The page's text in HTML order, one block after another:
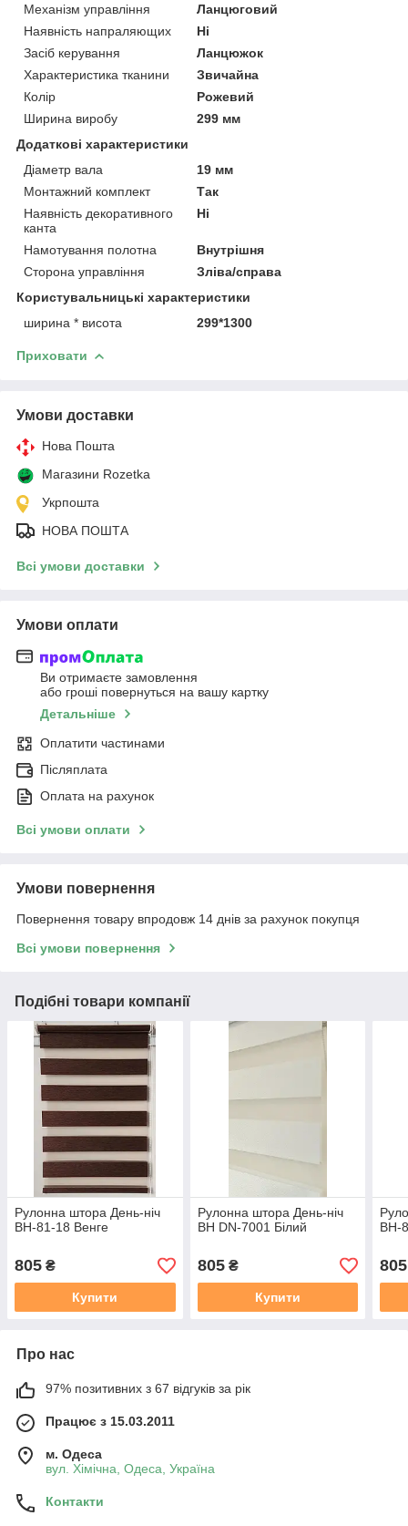
Механізм управління
Ланцюговий
Наявність напраляющих
Ні
Засіб керування
Ланцюжок
Характеристика тканини
Звичайна
Колір
Рожевий
Ширина виробу
299 мм
Додаткові характеристики
Діаметр вала
19 мм
Монтажний комплект
Так
Наявність декоративного
канта
Ні
Намотування полотна
Внутрішня
Сторона управління
Зліва/справа
Користувальницькі характеристики
ширина * висота
299*1300
Приховати
Умови доставки
Нова Пошта
Магазини Rozetka
Укрпошта
НОВА ПОШТА
Всі умови доставки
Умови оплати
Ви отримаєте замовлення
або гроші повернуться на вашу картку
Детальніше
Оплатити частинами
Післяплата
Оплата на рахунок
Всі умови оплати
Умови повернення
Повернення товару впродовж 14 днів за рахунок покупця
Всі умови повернення
Подібні товари компанії
Рулонна штора День-ніч
ВН-81-18 Венге
805 ₴
Купити
Рулонна штора День-ніч
ВН DN-7001 Білий
805₴
Купити
ВН-
805
Про нас
97% позитивних з 67 відгуків за рік
Працює з 15.03.2011
м. Одеса
вул. Хiмiчна, Одеса, Україна
Контакти